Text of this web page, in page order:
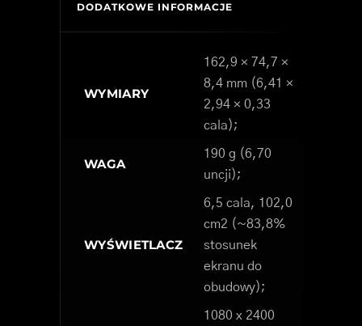
DODATKOWE INFORMACJE
WYMIARY
162,9 × 74,7 ×
8,4 mm (6,41 ×
2,94 × 0,33
cala);
WAGA
190 g (6,70
uncji);
WYŚWIETLACZ
6,5 cala, 102,0
cm2 (~83,8%
stosunek
ekranu do
obudowy);
1080 x 2400